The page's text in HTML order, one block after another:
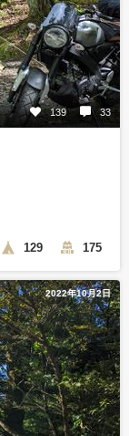
139 33
129 175
2022年10月2日